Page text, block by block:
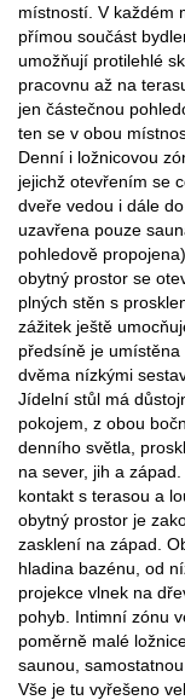
místností. V každém
přímou součást
umožňují protilehlé
pracovnu až na
jen částečnou
ten se v obou
Denní i ložnicovou
jejichž otevřením se
dveře vedou i dále
uzavřena pouze
pohledově
obytný prostor se
plných stěn s
zážitek ještě
předsíně je
dvěma nízkými
Jídelní stůl má
pokojem, z obou
denního světla,
na sever, jih a
kontakt s terasou a
obytný prostor je
zasklení na západ.
hladina bazénu, od
projekce vlnek na
pohyb. Intimní zónu
poměrně malé
saunou,
Vše je tu vyřešeno